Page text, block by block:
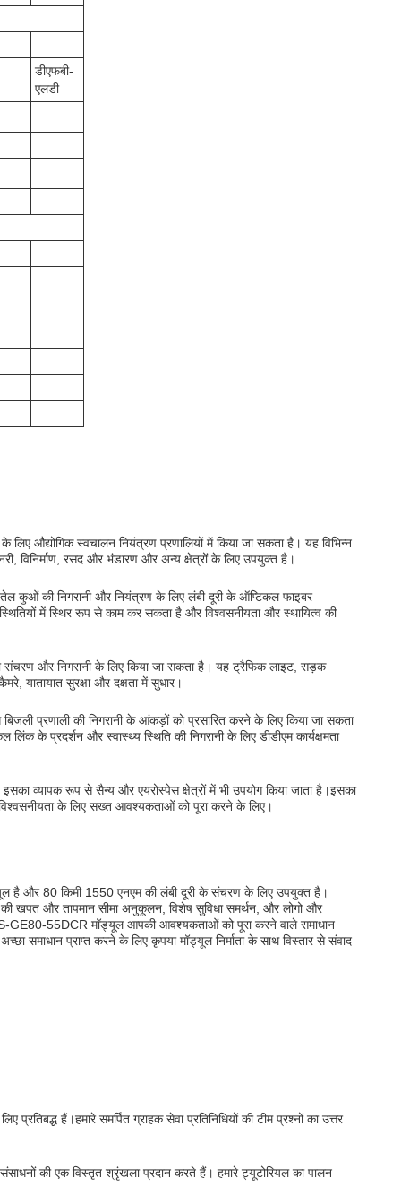
डीएफबी-
एलडी
औद्योगिक स्वचालन नियंत्रण प्रणालियों में किया जा सकता है। यह विभिन्न
विनिर्माण, रसद और भंडारण और अन्य क्षेत्रों के लिए उपयुक्त है।
कुओं की निगरानी और नियंत्रण के लिए लंबी दूरी के ऑप्टिकल फाइबर
में स्थिर रूप से काम कर सकता है और विश्वसनीयता और स्थायित्व की
संचरण और निगरानी के लिए किया जा सकता है। यह ट्रैफिक लाइट, सड़क
यातायात सुरक्षा और दक्षता में सुधार।
प्रणाली की निगरानी के आंकड़ों को प्रसारित करने के लिए किया जा सकता
के प्रदर्शन और स्वास्थ्य स्थिति की निगरानी के लिए डीडीएम कार्यक्षमता
व्यापक रूप से सैन्य और एयरोस्पेस क्षेत्रों में भी उपयोग किया जाता है।इसका
के लिए सख्त आवश्यकताओं को पूरा करने के लिए।
है और 80 किमी 1550 एनएम की लंबी दूरी के संचरण के लिए उपयुक्त है।
खपत और तापमान सीमा अनुकूलन, विशेष सुविधा समर्थन, और लोगो और
GE80-55DCR मॉड्यूल आपकी आवश्यकताओं को पूरा करने वाले समाधान
समाधान प्राप्त करने के लिए कृपया मॉड्यूल निर्माता के साथ विस्तार से संवाद
हैं।हमारे समर्पित ग्राहक सेवा प्रतिनिधियों की टीम प्रश्नों का उत्तर
की एक विस्तृत श्रृंखला प्रदान करते हैं। हमारे ट्यूटोरियल का पालन